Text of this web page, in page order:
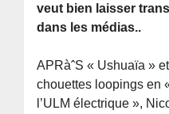
veut bien laisser
dans les médias..
APRàˆS « Ushuaïa »
chouettes loopings en
l’ULM électrique »,